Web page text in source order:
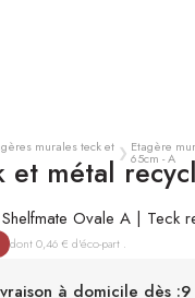
murales teck et Etagère
65cm - A
métal
Ovale A | Teck
dont 0,46 € d'éco-part .
EN STOCK
vous sous 3 à 10
à domicile dès :